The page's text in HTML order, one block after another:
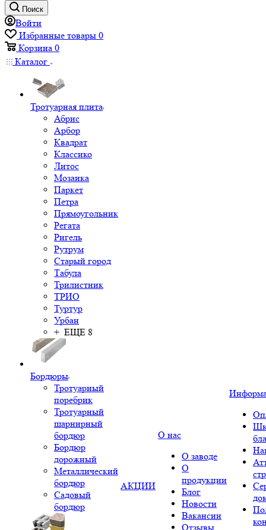
Поиск
Войти
Избранные товары 0
Корзина 0
Каталог
Тротуарная плита
Абрис
Арбор
Квадрат
Классико
Литос
Мозаика
Паркет
Петра
Прямоугольник
Регата
Ригель
Рутрум
Старый город
Табула
Трилистник
ТРИО
Туртур
Урбан
+ ЕЩЕ 8
Бордюры
Тротуарный
поребрик
Тротуарный
шарнирный
бордюр
Бордюр
дорожный
Металлический
бордюр
Садовый
бордюр
АКЦИИ
О нас
О заводе
О
продукции
Блог
Новости
Вакансии
Отзывы